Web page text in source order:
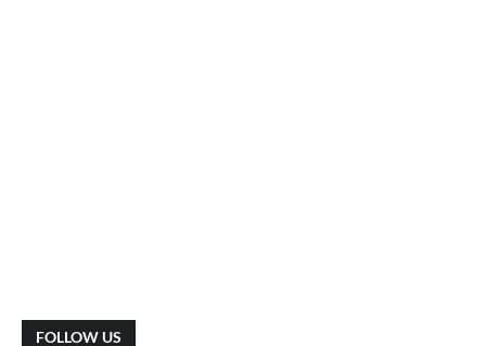
FOLLOW US